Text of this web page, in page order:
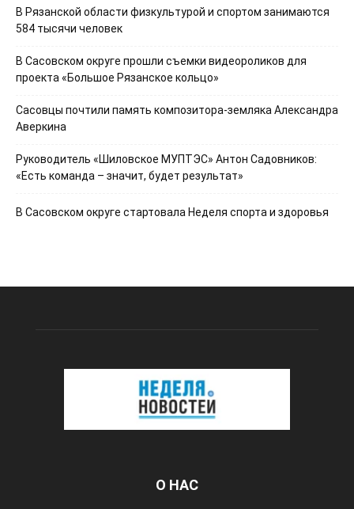
В Рязанской области физкультурой и спортом занимаются
584 тысячи человек
В Сасовском округе прошли съемки видеороликов для
проекта «Большое Рязанское кольцо»
Сасовцы почтили память композитора-земляка Александра
Аверкина
Руководитель «Шиловское МУПТЭС» Антон Садовников:
«Есть команда – значит, будет результат»
В Сасовском округе стартовала Неделя спорта и здоровья
О НАС